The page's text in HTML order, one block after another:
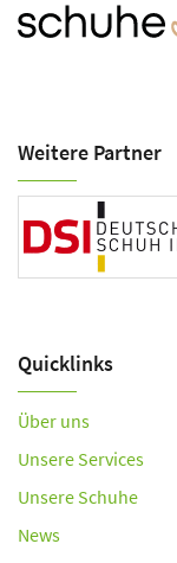
Weitere Partner
Quicklinks
Über uns
Unsere Services
Unsere Schuhe
News